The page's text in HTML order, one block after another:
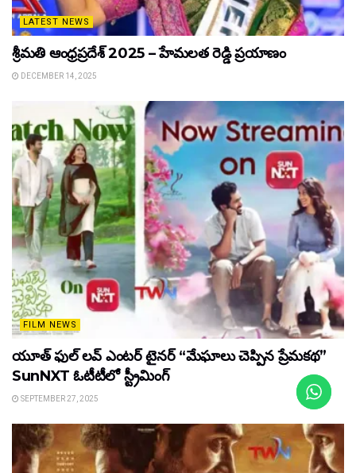
LATEST NEWS
శ్రీమతి ఆంధ్రప్రదేశ్ 2025 – హేమలత రెడ్డి ప్రయాణం
DECEMBER 14, 2025
FILM NEWS
యూత్ ఫుల్ లవ్ ఎంటర్ టైనర్ “మేఘాలు చెప్పిన ప్రేమకథ”
SunNXT ఓటీటీలో స్ట్రీమింగ్
SEPTEMBER 27, 2025